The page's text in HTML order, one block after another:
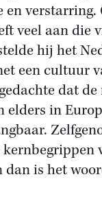
en
veel aan die
hij het
een cultuur
dat
elders in
is het